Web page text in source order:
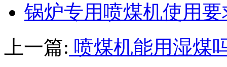
锅炉专用喷煤机使用
上一篇: 喷煤机能用湿煤